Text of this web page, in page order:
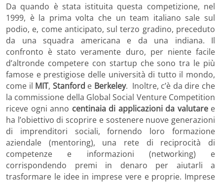
Da quando è stata istituita questa competizione, nel
1999, è la prima volta che un team italiano sale sul
podio, e, come anticipato, sul terzo gradino, preceduto
da una squadra americana e da una indiana. Il
confronto è stato veramente duro, per niente facile
d’altronde competere con startup che sono tra le più
famose e prestigiose delle università di tutto il mondo,
come il MIT, Stanford e Berkeley. Inoltre, c’è da dire che
la commissione della Global Social Venture Competition
riceve ogni anno centinaia di applicazioni da valutaree
ha l’obiettivo di scoprire e sostenere nuove generazioni
di imprenditori sociali, fornendo loro formazione
aziendale (mentoring), una rete di reciprocità di
competenze e informazioni (networking) e
corrispondendo premi in denaro per aiutarli a
trasformare le idee in imprese vere e proprie. Imprese